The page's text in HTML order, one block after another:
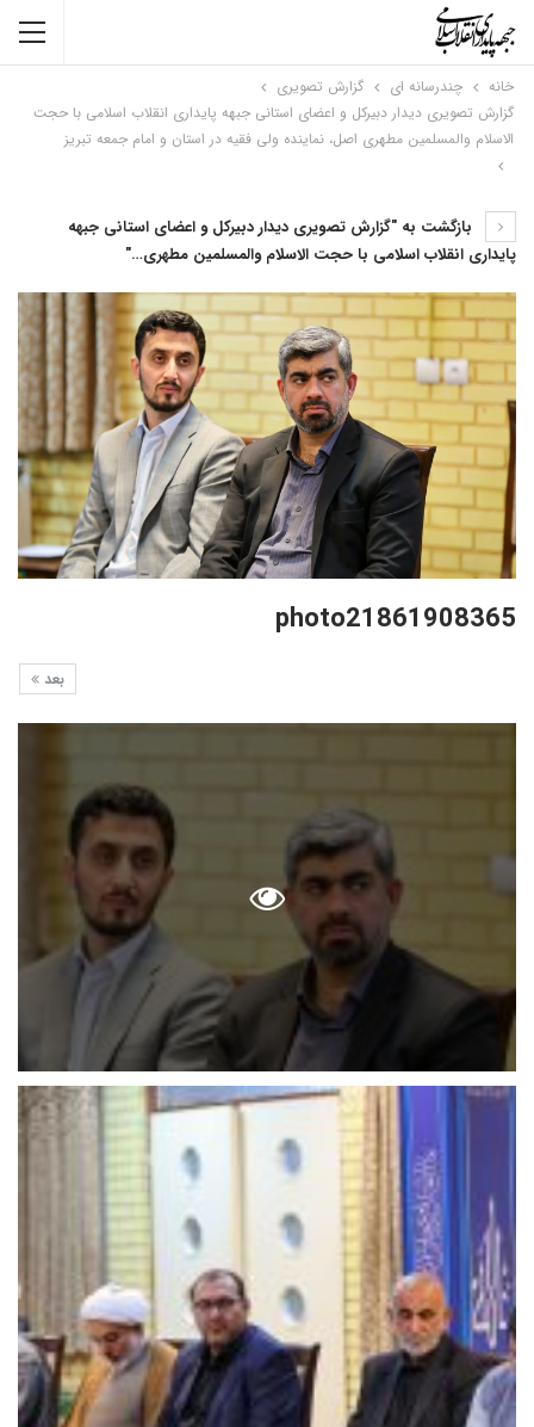
خانه چندرسانه ای
گزارش تصویری
گزارش تصویری دیدار دبیرکل و اعضای استانی جبهه پایداری انقلاب اسلامی با حجت
الاسلام والمسلمین مطهری اصل، نماینده ولی فقیه در استان و امام جمعه تبریز
بازگشت به "گزارش تصویری دیدار دبیرکل و اعضای استانی جبهه
پایداری انقلاب اسلامی با حجت الاسلام والمسلمین مطهری…"
photo21861908365
بعد